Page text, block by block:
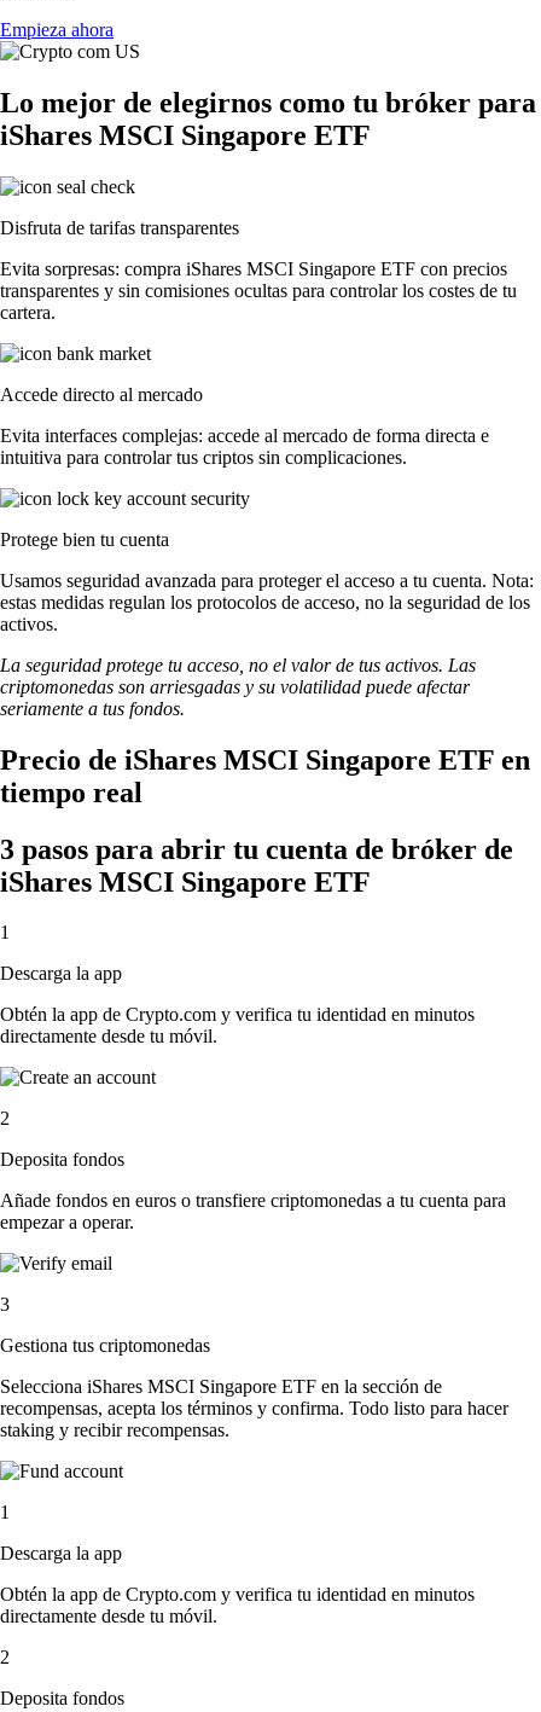
Empieza ahora
Lo mejor de elegirnos como tu bróker para
iShares MSCI Singapore ETF
Disfruta de tarifas transparentes
Evita sorpresas: compra iShares MSCI Singapore ETF con precios
transparentes y sin comisiones ocultas para controlar los costes de tu
cartera.
Accede directo al mercado
Evita interfaces complejas: accede al mercado de forma directa e
intuitiva para controlar tus criptos sin complicaciones.
Protege bien tu cuenta
Usamos seguridad avanzada para proteger el acceso a tu cuenta. Nota:
estas medidas regulan los protocolos de acceso, no la seguridad de los
activos.
La seguridad protege tu acceso, no el valor de tus activos. Las
criptomonedas son arriesgadas y su volatilidad puede afectar
seriamente a tus fondos.
Precio de iShares MSCI Singapore ETF en
tiempo real
3 pasos para abrir tu cuenta de bróker de
iShares MSCI Singapore ETF
1
Descarga la app
Obtén la app de Crypto.com y verifica tu identidad en minutos
directamente desde tu móvil.
2
Deposita fondos
Añade fondos en euros o transfiere criptomonedas a tu cuenta para
empezar a operar.
3
Gestiona tus criptomonedas
Selecciona iShares MSCI Singapore ETF en la sección de
recompensas, acepta los términos y confirma. Todo listo para hacer
staking y recibir recompensas.
1
Descarga la app
Obtén la app de Crypto.com y verifica tu identidad en minutos
directamente desde tu móvil.
2
Deposita fondos